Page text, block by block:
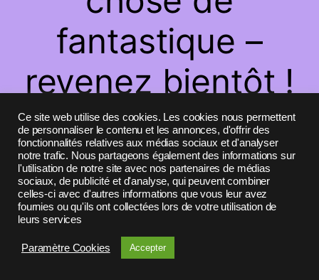
fantastique –
revenez bientôt !
Ce site web utilise des cookies. Les cookies nous permettent
de personnaliser le contenu et les annonces, d'offrir des
fonctionnalités relatives aux médias sociaux et d'analyser
notre trafic. Nous partageons également des informations sur
l'utilisation de notre site avec nos partenaires de médias
sociaux, de publicité et d'analyse, qui peuvent combiner
celles-ci avec d'autres informations que vous leur avez
fournies ou qu'ils ont collectées lors de votre utilisation de
leurs services
Paramètre Cookies Accepter